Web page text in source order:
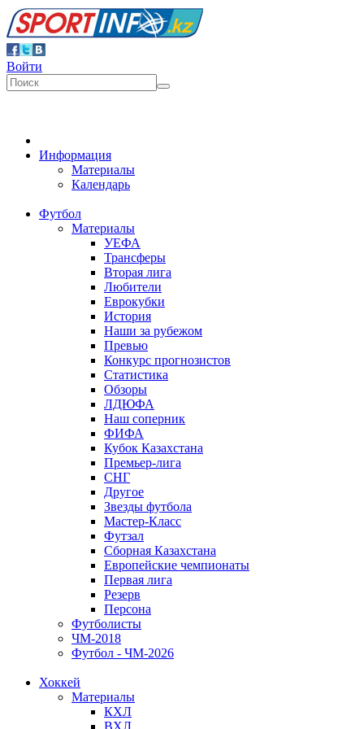
Войти
Информация
Материалы
Календарь
Футбол
Материалы
УЕФА
Трансферы
Вторая лига
Любители
Еврокубки
История
Наши за рубежом
Превью
Конкурс прогнозистов
Статистика
Обзоры
ЛДЮФА
Наш соперник
ФИФА
Кубок Казахстана
Премьер-лига
СНГ
Другое
Звезды футбола
Мастер-Класс
Футзал
Сборная Казахстана
Европейские чемпионаты
Первая лига
Резерв
Персона
Футболисты
ЧМ-2018
Футбол - ЧМ-2026
Хоккей
Материалы
КХЛ
ВХЛ